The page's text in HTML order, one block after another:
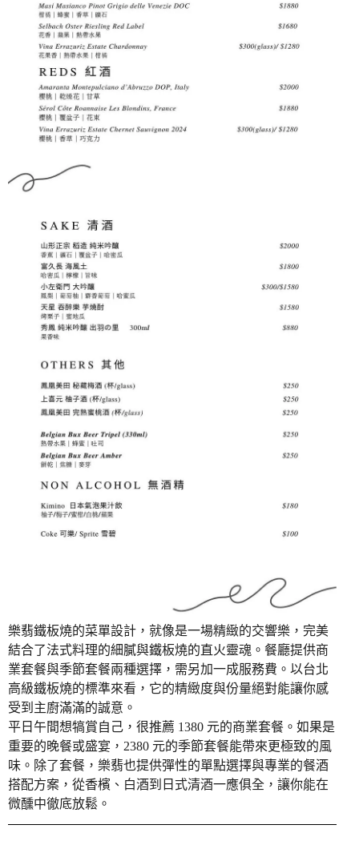
樂翡鐵板燒的菜單設計，就像是一場精緻的交響樂，完美
結合了法式料理的細膩與鐵板燒的直火靈魂。餐廳提供商
業套餐與季節套餐兩種選擇，需另加一成服務費。以台北
高級鐵板燒的標準來看，它的精緻度與份量絕對能讓你感
受到主廚滿滿的誠意。
平日午間想犒賞自己，很推薦 1380 元的商業套餐。如果是
重要的晚餐或盛宴，2380 元的季節套餐能帶來更極致的風
味。除了套餐，樂翡也提供彈性的單點選擇與專業的餐酒
搭配方案，從香檳、白酒到日式清酒一應俱全，讓你能在
微醺中徹底放鬆。